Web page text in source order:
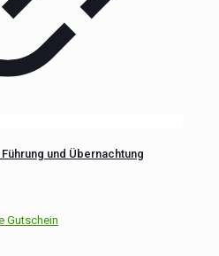
und Übernachtung